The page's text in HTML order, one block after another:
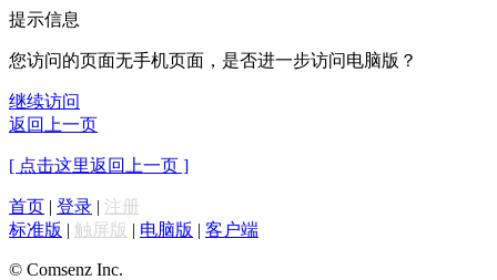
提示信息
您访问的页面无手机页面，是否进一步访问电脑版？
继续访问
返回上一页
[ 点击这里返回上一页 ]
首页 | 登录 | 注册
标准版 | 触屏版 | 电脑版 | 客户端
© Comsenz Inc.